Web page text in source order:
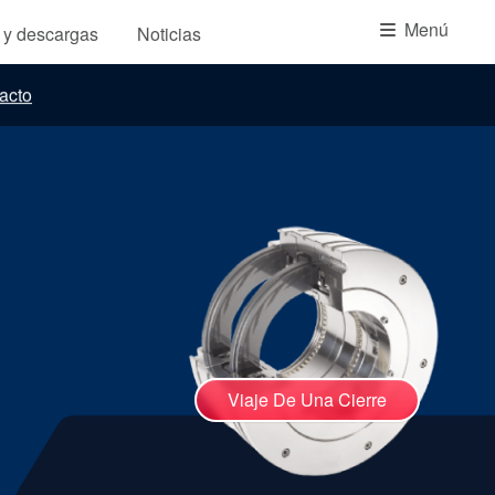
descargas Noticias Menú
Viaje De Una Cierre